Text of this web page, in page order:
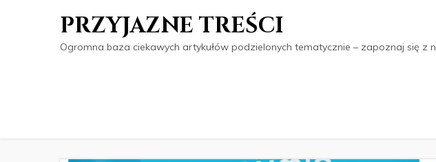
PRZYJAZNE TREŚCI
Ogromna baza ciekawych artykułów podzielonych tematycznie – zapoznaj się z